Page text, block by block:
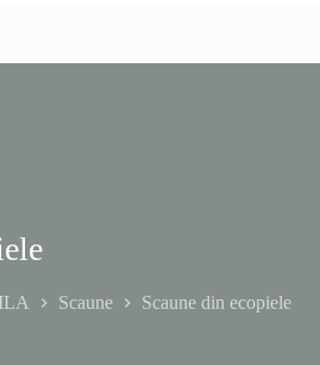
Scaune Scaune din ecopiele